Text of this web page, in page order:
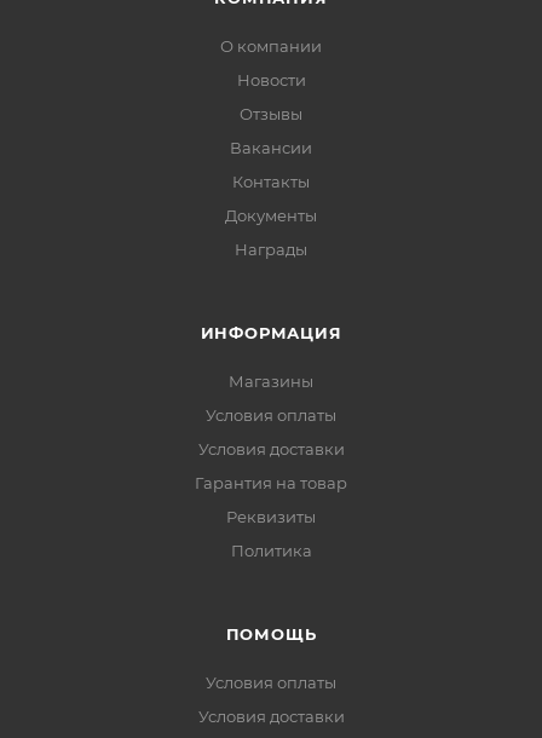
О компании
Новости
Отзывы
Вакансии
Контакты
Документы
Награды
ИНФОРМАЦИЯ
Магазины
Условия оплаты
Условия доставки
Гарантия на товар
Реквизиты
Политика
ПОМОЩЬ
Условия оплаты
Условия доставки